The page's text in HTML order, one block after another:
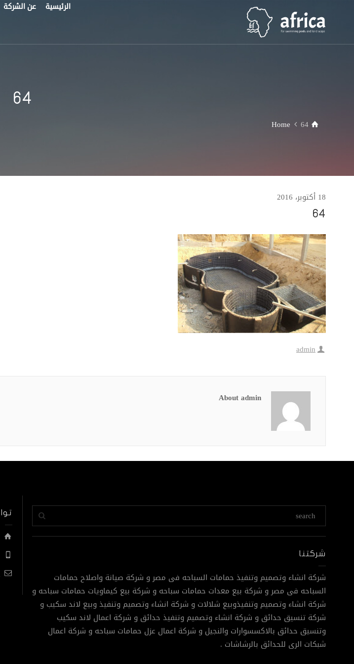
الرئيسية عن الشركة
64
Home 64
18 أكتوبر، 2016
64
admin
About admin
شركتنا
شركة انشاء وتصميم وتنفيذ حمامات السباحه فى مصر و شركة صيانة واصلاح حمامات
السباحه فى مصر و شركة بيع معدات حمامات سباحه و شركة بيع كيماويات حمامات سباحه و
شركة انشاء وتصميم وتنفيذوبيع شلالات و شركة انشاء وتصميم وتنفيذ وبيع لاند سكيب و
شركة تنسيق حدائق و شركة انشاء وتصميم وتنفيذ حدائق و شركة اعمال لاند سكيب
وتنسيق حدائق بالاكسسوارات والنجيل و شركة اعمال عزل حمامات سباحه و شركة اعمال
شبكات الرى للحدائق بالرشاشات .